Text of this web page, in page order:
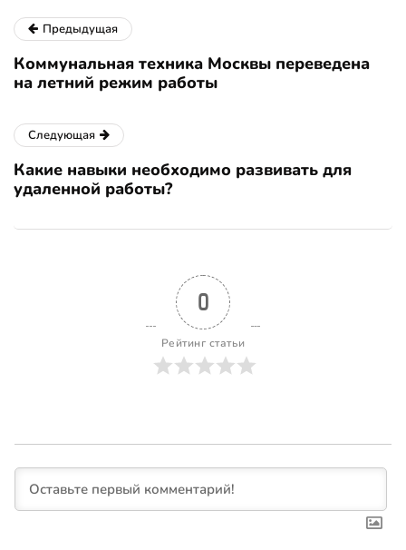
Предыдущая
Коммунальная техника Москвы переведена
на летний режим работы
Следующая
Какие навыки необходимо развивать для
удаленной работы?
0
Рейтинг статьи